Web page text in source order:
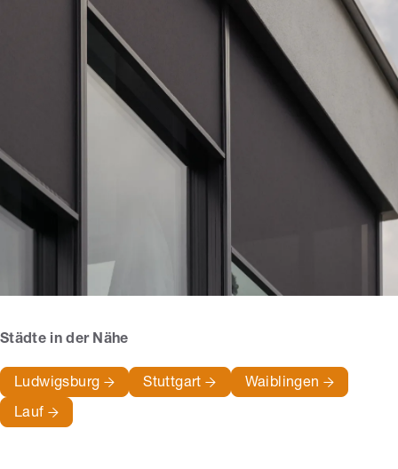
Städte in der Nähe
Ludwigsburg Stuttgart Waiblingen
Lauf